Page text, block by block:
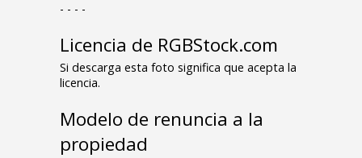
- - - -
Licencia de RGBStock.com
Si descarga esta foto significa que acepta la
licencia.
Modelo de renuncia a la
propiedad